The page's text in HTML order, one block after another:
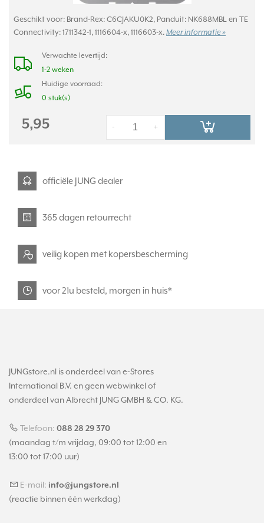
Geschikt voor: Brand-Rex: C6CJAKU0K2, Panduit: NK688MBL en TE
Connectivity: 1711342-1, 1116604-x, 1116603-x. Meer informatie »
Verwachte levertijd:
1-2 weken
Huidige voorraad:
0 stuk(s)
5,95 +
-
officiële JUNG dealer
365 dagen retourrecht
veilig kopen met kopersbescherming
voor 21u besteld, morgen in huis*
JUNGstore.nl is onderdeel van e-Stores
International B.V. en geen webwinkel of
onderdeel van Albrecht JUNG GMBH & CO. KG.
Telefoon: 088 28 29 370
(maandag t/m vrijdag, 09:00 tot 12:00 en
13:00 tot 17:00 uur)
E-mail: info@jungstore.nl
(reactie binnen één werkdag)